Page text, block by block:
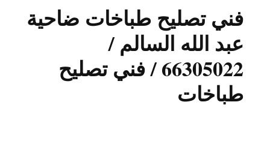
فني تصليح طباخات ضاحية
عبد الله السالم /
66305022 / فني تصليح
طباخات